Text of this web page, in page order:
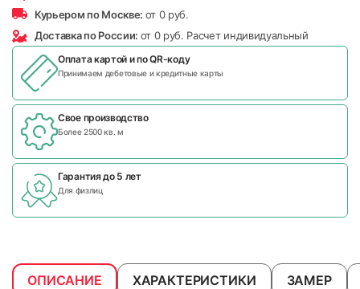
Курьером по Москве: от 0 руб.
Доставка по России: от 0 руб. Расчет индивидуальный
Оплата картой и поQR-коду
Принимаем дебетовые и кредитные карты
Свое производство
Более 2500 кв. м
Гарантия до 5 лет
Для физлиц
ОПИСАНИЕ ХАРАКТЕРИСТИКИ ЗАМЕР